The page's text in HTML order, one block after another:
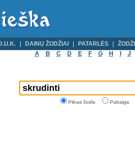
DAINŲ ŽODŽIAI PATARLĖS
A
B C D E F G H J
Pilnas žodis Pabaiga